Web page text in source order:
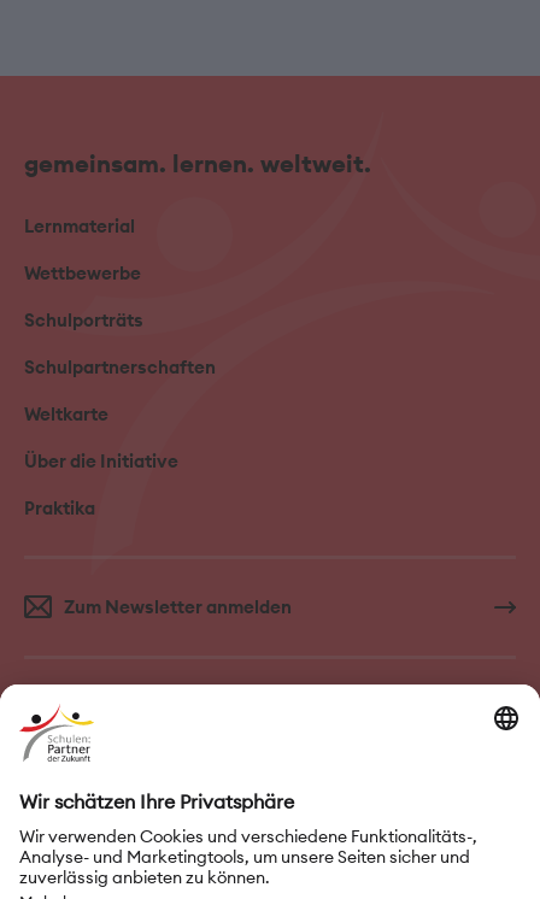
gemeinsam. lernen. weltweit.
Lernmaterial
Wettbewerbe
Schulporträts
Schulpartnerschaften
Weltkarte
Über die Initiative
Praktika
Zum Newsletter anmelden
FAQ–Häufige Fragen Kontakt
Nutzungsbedingungen
Datenschutz